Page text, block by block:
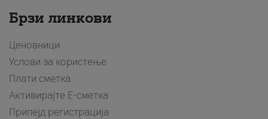
Брзи линкови
Ценовници
Услови за користење
Плати сметка
Активирајте Е-сметка
Припејд регистрација